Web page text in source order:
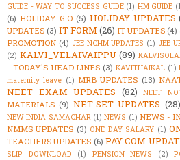
GUIDE - WAY TO SUCCESS GUIDE (1) HM GUIDE
(6) HOLIDAY G.O (5) HOLIDAY UPDATES
UPDATES (3) IT FORM (26) IT UPDATES (4)
PROMOTION (4) JEE NCHM UPDATES (1) JEE
(2) KALVI_VELAIVAIPPU (89)
- TODAY'S HEAD LINES (3) KAVITHAIKAL (1)
maternity leave (1) MRB UPDATES (13)
NEET EXAM UPDATES (82) NEET
MATERIALS (9) NET-SET UPDATES (28)
NEW INDIA SAMACHAR (1) NEWS (1) NEWS -
NMMS UPDATES (3) ONE DAY SALARY (1)
TEACHERS UPDATES (6) PAY COM
SLIP DOWNLOAD
(1) PENSION NEWS (2)